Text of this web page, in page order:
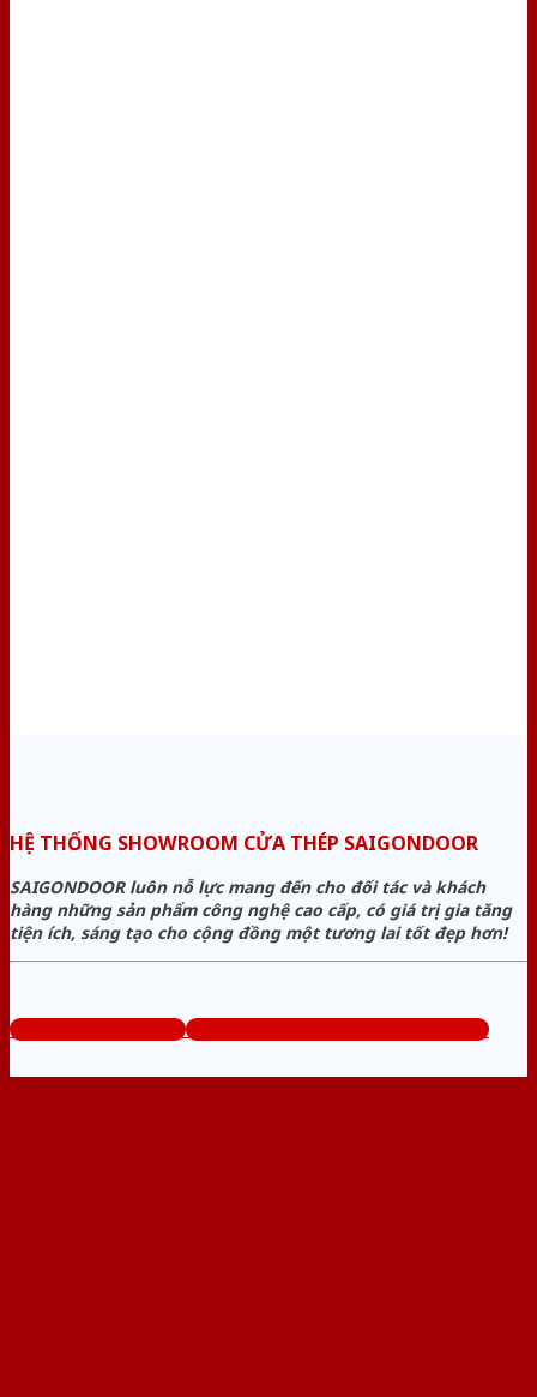
HỆ THỐNG SHOWROOM CỬA THÉP SAIGONDOOR
SAIGONDOOR luôn nỗ lực mang đến cho đối tác và khách
hàng những sản phẩm công nghệ cao cấp, có giá trị gia tăng
tiện ích, sáng tạo cho cộng đồng một tương lai tốt đẹp hơn!
www.bancuathep.com Tổng đài tư vấn miễn phí: 0824.400.400